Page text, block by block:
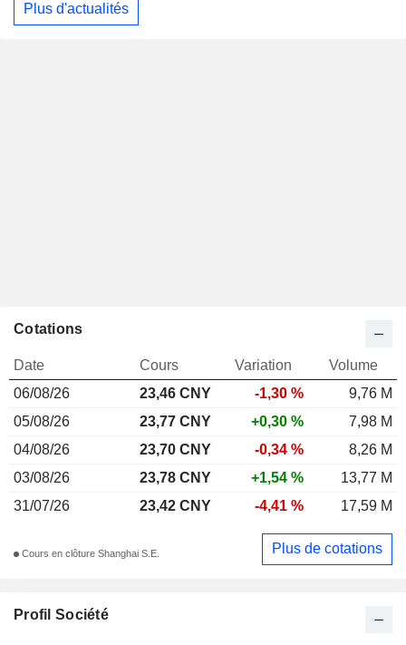
Plus d'actualités
Profil Société
Cotations
Date Cours Variation
Volume
06/08/26
23,46 CNY -1,30 %
9,76 M
05/08/26
23,77 CNY +0,30 %
7,98 M
04/08/26
23,70 CNY -0,34 %
8,26 M
03/08/26
23,78 CNY +1,54 %
13,77 M
31/07/26
23,42 CNY -4,41 % 17,59 M
Cours en clôture Shanghai S.E. Plus de cotations